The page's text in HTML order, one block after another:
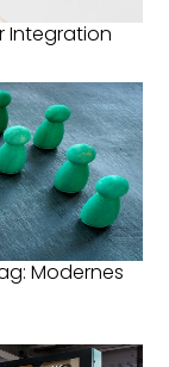
Integration
Modernes